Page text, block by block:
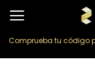
Comprueba tu código